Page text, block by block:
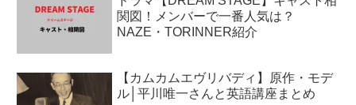
関図！メンバーで一番人気は？
NAZE・TORINNER紹介
【カムカムエヴリバディ】原作・モデ
ル│平川唯一さんと英語講座まとめ